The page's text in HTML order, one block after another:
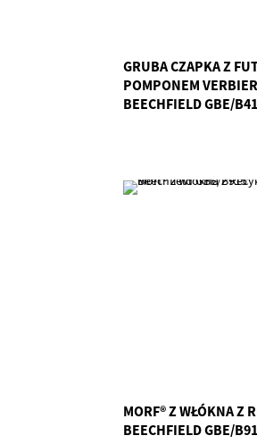
GRUBA CZAPKA Z
POMPONEM VERBIER
BEECHFIELD GBE/
MORF® Z WŁÓKNA Z
BEECHFIELD GBE/